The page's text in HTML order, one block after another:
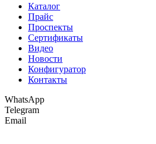
Каталог
Прайс
Проспекты
Сертификаты
Видео
Новости
Конфигуратор
Контакты
WhatsApp
Telegram
Email